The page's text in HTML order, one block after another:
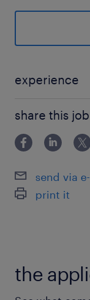
あなたも泊っ
ホテル＆リゾ
最寄駅
京王井の頭線
急田園都市線
休日休暇
9:00-18:00（
experience
♪ 数字を扱うモ
すめです！ 少し
share this
send via
print it
the